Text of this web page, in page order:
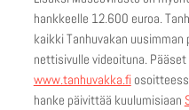
hankkeelle 12.600 euroa.
kaikki Tanhuvakan
nettisivulle videoituna.
www.tanhuvakka.fi
hanke päivittää kuulumisiaan